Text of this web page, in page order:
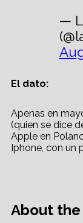
—
El dato:
Apenas en
(quien se dice
Apple en
Iphone, con un
About